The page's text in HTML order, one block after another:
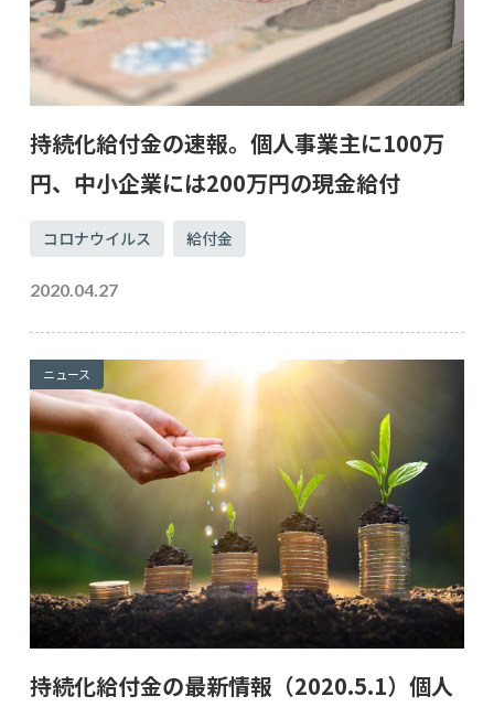
持続化給付金の速報。個人事業主に100万
円、中小企業には200万円の現金給付
コロナウイルス 給付金
2020.04.27
ニュース
持続化給付金の最新情報（2020.5.1）個人